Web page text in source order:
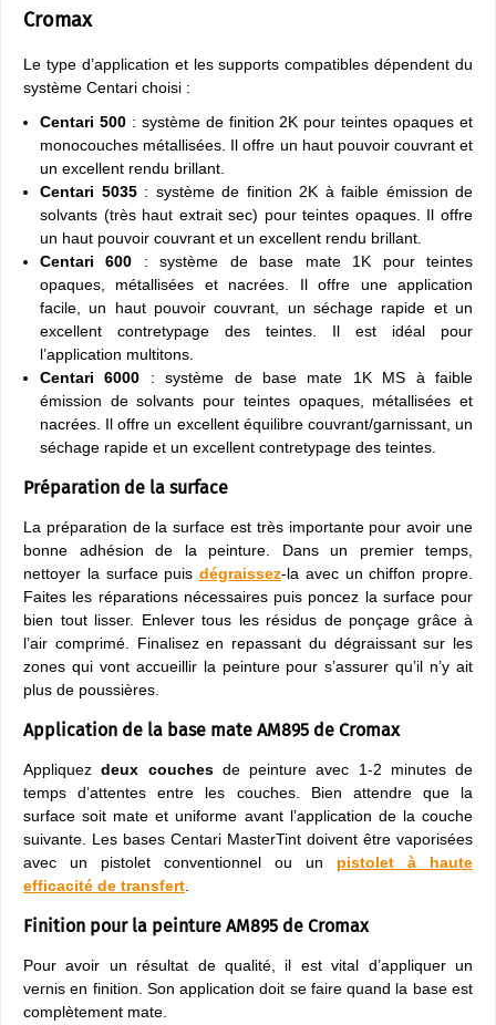
Cromax
Le type d’application et les supports compatibles dépendent du
système Centari choisi :
Centari 500: système de finition 2K pour teintes opaques et
monocouches métallisées. Il offre un haut pouvoir couvrant et
un excellent rendu brillant.
Centari 5035: système de finition 2K à faible émission de
solvants (très haut extrait sec) pour teintes opaques. Il offre
un haut pouvoir couvrant et un excellent rendu brillant.
Centari 600 : système de base mate 1K pour teintes
opaques, métallisées et nacrées. Il offre une application
facile, un haut pouvoir couvrant, un séchage rapide et un
excellent contretypage des teintes. Il est idéal pour
l’application multitons.
Centari 6000 : système de base mate 1K MS à faible
émission de solvants pour teintes opaques, métallisées et
nacrées. Il offre un excellent équilibre couvrant/garnissant, un
séchage rapide et un excellent contretypage des teintes.
Préparation de la surface
La préparation de la surface est très importante pour avoir une
bonne adhésion de la peinture. Dans un premier temps,
nettoyer la surface puis dégraissez-la avec un chiffon propre.
Faites les réparations nécessaires puis poncez la surface pour
bien tout lisser. Enlever tous les résidus de ponçage grâce à
l’air comprimé. Finalisez en repassant du dégraissant sur les
zones qui vont accueillir la peinture pour s’assurer qu’il n’y ait
plus de poussières.
Application de la base mate AM895 de Cromax
Appliquezdeux couchesde peinture avec 1-2 minutes de
temps d’attentes entre les couches. Bien attendre que la
surface soit mate et uniforme avant l’application de la couche
suivante. Les bases Centari MasterTint doivent être vaporisées
avec un pistolet conventionnel ou un pistolet à haute
efficacité de transfert
Finition pour la peinture AM895 de Cromax
Pour avoir un résultat de qualité, il est vital d’appliquer un
vernis en finition. Son application doit se faire quand la base est
complètement mate.